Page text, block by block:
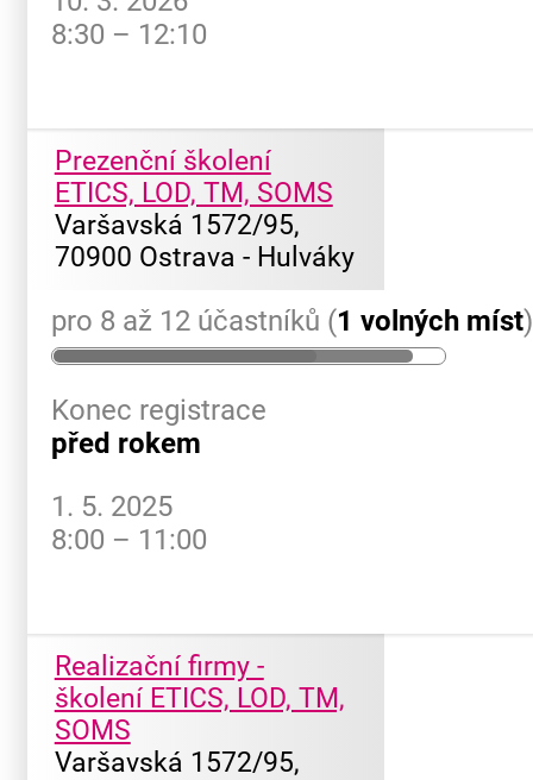
8:30 – 12:10
Prezenční školení
ETICS, LOD, TM, SOMS
Varšavská 1572/95,
70900 Ostrava - Hulváky
pro 8 až 12 účastníků (1 volných míst)
Konec registrace
před rokem
1. 5. 2025
8:00 – 11:00
Realizační firmy -
školení ETICS, LOD, TM,
SOMS
Varšavská 1572/95,